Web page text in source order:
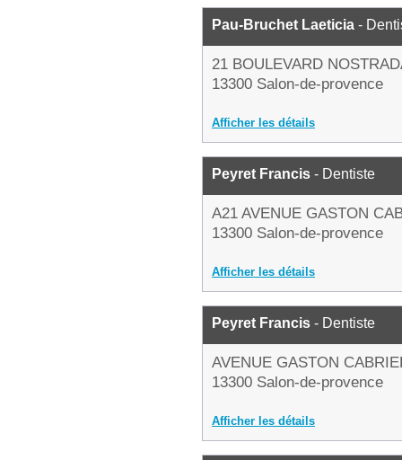
Pau-Bruchet Laeticia -
21 BOULEVARD
13300 Salon-de-provence
Afficher les détails
Peyret Francis - Dentiste
A21 AVENUE GASTON
13300 Salon-de-provence
Afficher les détails
Peyret Francis - Dentiste
AVENUE GASTON
13300 Salon-de-provence
Afficher les détails